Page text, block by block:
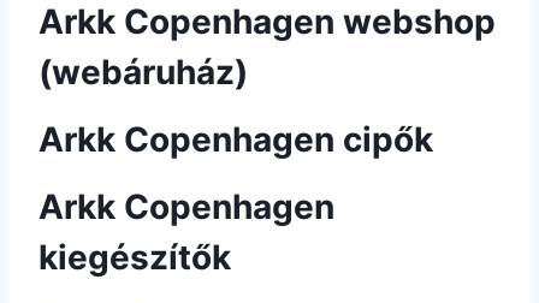
Arkk Copenhagen webshop
(webáruház)
Arkk Copenhagen cipők
Arkk Copenhagen
kiegészítők